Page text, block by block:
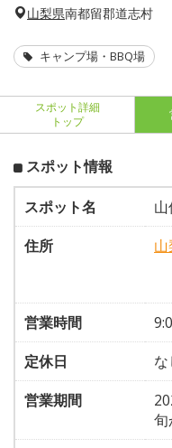
山梨県南都留郡道志村
キャンプ場・BBQ場
スポット詳細
トップ
スポット情報
スポット名
住所
営業時間
定休日
な
営業期間
旬